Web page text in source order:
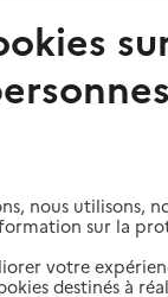
Saint-
nous utilisons,
sur la
votre
destinés à